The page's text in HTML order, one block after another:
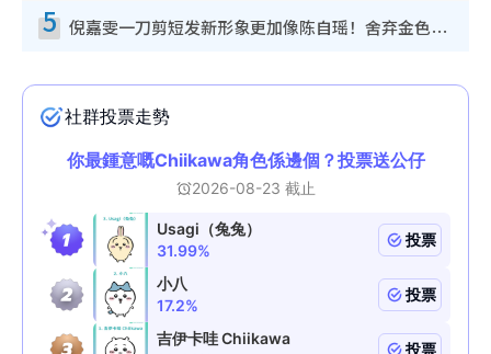
5 倪嘉雯一刀剪短发新形象更加像陈自瑶！舍弃金色长发造型气质大变超惊喜